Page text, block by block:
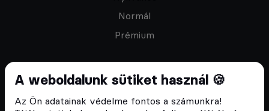
A weboldalunk sütiket használ 🍪
Az Ön adatainak védelme fontos a számunkra!
Normál
Prémium
Feliratkozom a hírlevélre